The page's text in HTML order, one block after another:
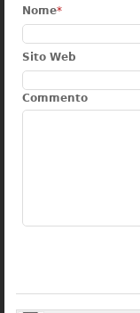
Nome*
Sito Web
Commento